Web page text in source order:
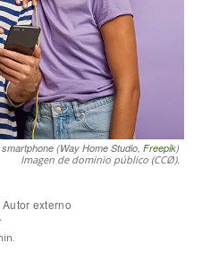
(Way Home Studio, Freepik)
Imagen de dominio público (CCØ).
Autor externo